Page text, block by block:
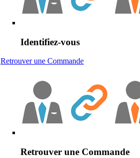
Identifiez-vous
Retrouver une Commande
Retrouver une Commande